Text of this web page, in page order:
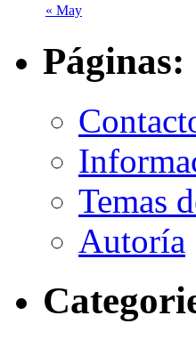
« May
Páginas:
Temas
Autoría